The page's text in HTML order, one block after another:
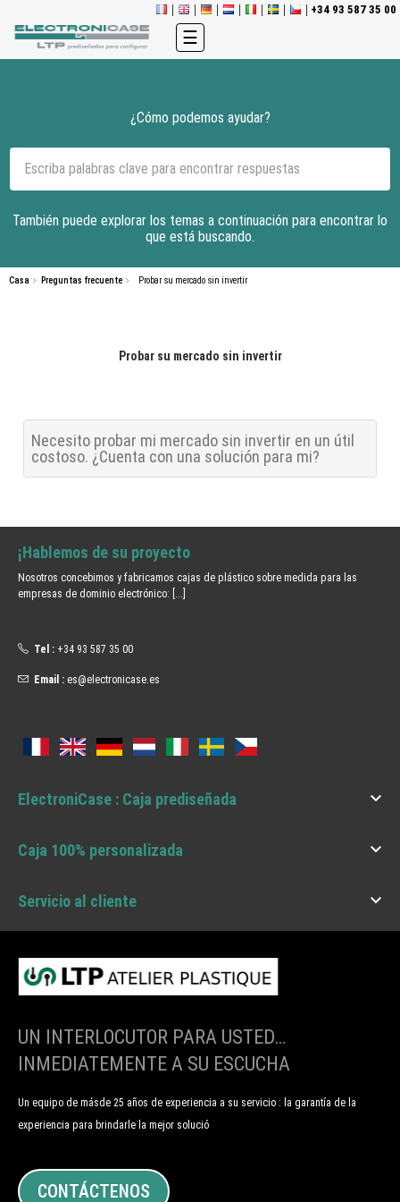
+34 93 587 35 00
Navegación
de
☰
¿Cómo podemos ayudar?
También puede explorar los temas a continuación para encontrar lo
que está buscando.
Casa Preguntas frecuente Probar su mercado sin invertir
Probar su mercado sin invertir
Necesito probar mi mercado sin invertir en un útil
costoso. ¿Cuenta con una solución para mi?
¡Hablemos de su proyecto
Nosotros concebimos y fabricamos cajas de plástico sobre medida para las
empresas de dominio electrónico: [...]
Tel : +34 93 587 35 00
Email : es@electronicase.es
ElectroniCase : Caja prediseñada 
Caja 100% personalizada 
Servicio al cliente 
UN INTERLOCUTOR PARA USTED…
INMEDIATEMENTE A SU ESCUCHA
Un equipo de másde 25 años de experiencia a su servicio : la garantía de la
experiencia para brindarle la mejor solució
CONTÁCTENOS